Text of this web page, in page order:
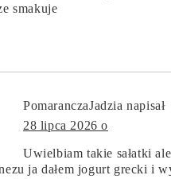
smakuje
PomaranczaJadzia napisał
28 lipca 2026 o
Uwielbiam takie sałatki
ja dałem jogurt grecki i